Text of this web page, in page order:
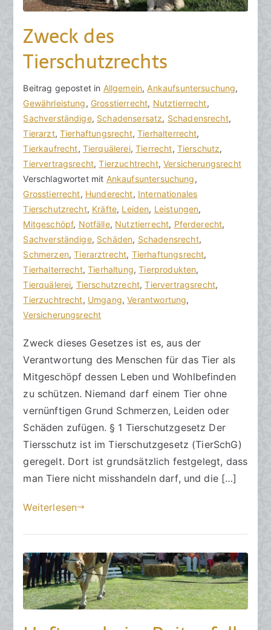
Zweck des
Tierschutzrechts
V
o
n
h
o
r
a
k
R
e
c
h
t
s
a
n
ä
l
t
e
B
e
i
t
r
a
g
v
e
r
ö
f
f
e
n
t
i
c
h
t
.
S
e
t
b
e
r
2
Beitrag gepostet in Allgemein, Ankaufsuntersuchung,
Gewährleistung, Grosstierrecht, Nutztierrecht,
Sachverständige, Schadensersatz, Schadensrecht,
Tierarzt,Tierhaftungsrecht,Tierhalterrecht,
Tierkaufrecht, Tierquälerei,Tierrecht, Tierschutz,
Tiervertragsrecht,Tierzuchtrecht,Versicherungsrecht
Verschlagwortet mit Ankaufsuntersuchung,
Grosstierrecht, Hunderecht, Internationales
Tierschutzrecht, Kräfte, Leiden, Leistungen,
Mitgeschöpf, Notfälle, Nutztierrecht, Pferderecht,
Sachverständige, Schäden, Schadensrecht,
Schmerzen,Tierarztrecht, Tierhaftungsrecht,
Tierhalterrecht,Tierhaltung,Tierprodukten,
Tierquälerei, Tierschutzrecht,Tiervertragsrecht,
Tierzuchtrecht, Umgang,Verantwortung,
Versicherungsrecht
K
e
i
n
e
K
o
m
m
e
n
t
a
r
e
zu
des
Tierschutzrechts
Zweck dieses Gesetzes ist es, aus der
Verantwortung des Menschen für das Tier als
Mitgeschöpf dessen Leben und Wohlbefinden
zu schützen. Niemand darf einem Tier ohne
vernünftigen Grund Schmerzen, Leiden oder
Schäden zufügen. § 1 Tierschutzgesetz Der
Tiersschutz ist im Tierschutzgesetz (TierSchG)
geregelt. Dort ist grundsätzlich festgelegt, dass
man Tiere nicht misshandeln darf, und die […]
Weiterlesen